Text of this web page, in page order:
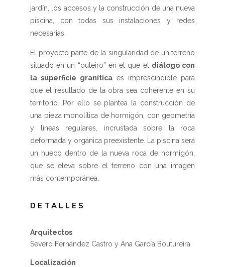
jardín, los accesos y la construcción de una nueva
piscina, con todas sus instalaciones y redes
necesarias.
El proyecto parte de la singularidad de un terreno
situado en un “outeiro” en el que el diálogo con
la superficie granítica es imprescindible para
que el resultado de la obra sea coherente en su
territorio. Por ello se plantea la construcción de
una pieza monolítica de hormigón, con geometría
y líneas regulares, incrustada sobre la roca
deformada y orgánica preexistente. La piscina será
un hueco dentro de la nueva roca de hormigón,
que se eleva sobre el terreno con una imagen
más contemporánea.
DETALLES
Arquitectos
Severo Fernández Castro y Ana García Boutureira
Localización